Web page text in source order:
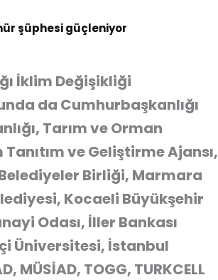
şüphesi güçleniyor
İklim Değişikliği
da Cumhurbaşkanlığı
Tarım ve Orman
ve Geliştirme Ajansı,
Birliği, Marmara
Kocaeli Büyükşehir
Odası, İller Bankası
Üniversitesi, İstanbul
TOGG, TURKCELL